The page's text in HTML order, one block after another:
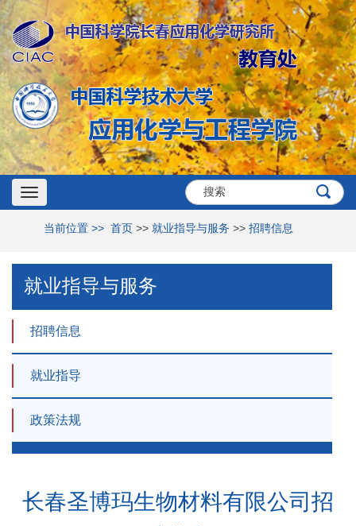
Toggle
navigation
当前位置 >> 首页 >> 就业指导与服务 >> 招聘信息
就业指导与服务
招聘信息
就业指导
政策法规
长春圣博玛生物材料有限公司招